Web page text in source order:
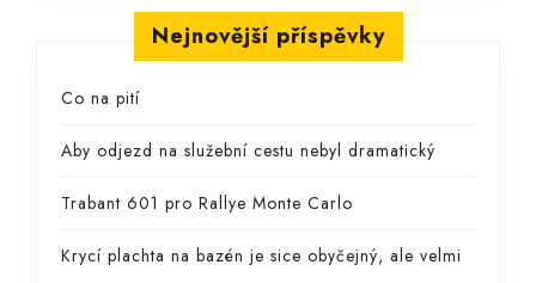
Nejnovější příspěvky
Co na pití
Aby odjezd na služební cestu nebyl dramatický
Trabant 601 pro Rallye Monte Carlo
Krycí plachta na bazén je sice obyčejný, ale velmi